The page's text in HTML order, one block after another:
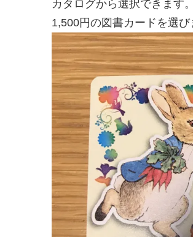
カタログから選択できます。
1,500円の図書カードを選び